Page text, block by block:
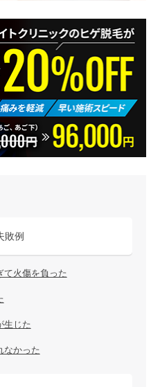
敗例
て火傷を負った
生じた
なかった